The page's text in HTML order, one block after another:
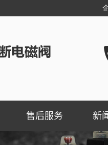
售后服务 新
公